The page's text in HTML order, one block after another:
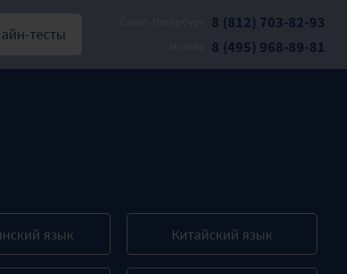
тесты
8 (812) 703-82-93
8 (495) 968-89-81
язык Китайский язык